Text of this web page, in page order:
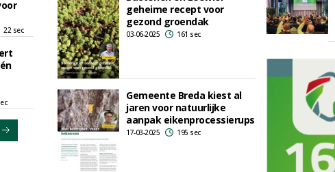
22 sec
geheime recept voor
gezond groendak
03-06-2025 161 sec
Gemeente Breda kiest al
jaren voor natuurlijke
aanpak eikenprocessierups
17-03-2025 195 sec